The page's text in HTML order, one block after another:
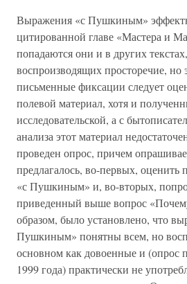
Выражения «с Пушкиным»
цитированной главе «Мастера и
попадаются они и в других
воспроизводящих просторечие, но
письменные фиксации следует
полевой материал, хотя и
исследовательской, а с
анализа этот материал
проведен опрос, причем
предлагалось, во-первых, оценить
«с Пушкиным» и, во-вторых,
приведенный выше вопрос
образом, было установлено, что
Пушкиным» понятны всем, но
основном как довоенные и (опрос
1999 года) практически не